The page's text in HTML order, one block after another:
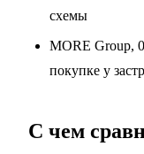
схемы
MORE Group,
покупке у
С чем